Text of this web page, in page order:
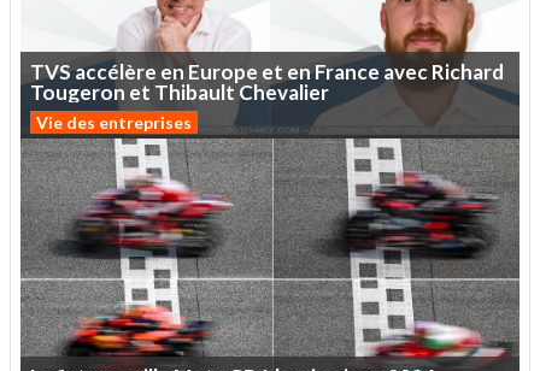
TVSaccélère enEurope et enFrance avecRichard
Tougeron et Thibault Chevalier
Vie des entreprises